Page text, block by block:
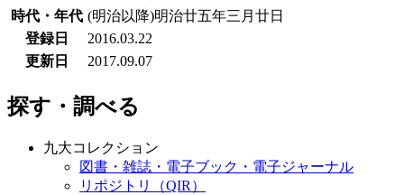
時代・年代 (明治以降)明治廿五年三月廿日
登録日
2016.03.22
更新日
2017.09.07
探す・調べる
九大コレクション
図書・雑誌・電子ブック・電子ジャーナル
リポジトリ（QIR）